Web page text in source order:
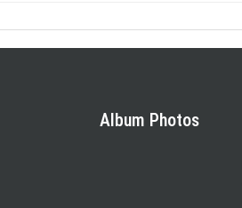
Album Photos